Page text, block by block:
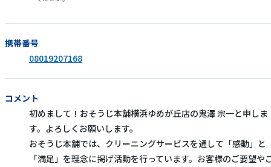
携帯番号
08019207168
コメント
初めまして！おそうじ本舗横浜ゆめが丘店の鬼澤 宗一と申しま
す。よろしくお願いします。
おそうじ本舗では、クリーニングサービスを通して「感動」と
「満足」を理念に掲げ活動を行っています。お客様のご要望や